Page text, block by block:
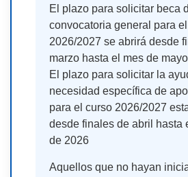
El plazo para solicitar beca
convocatoria general para
2026/2027 se abrirá desde
marzo hasta el mes de
El plazo para solicitar la
necesidad específica de
para el curso 2026/2027
desde finales de abril hasta
de 2026
Aquellos que no hayan